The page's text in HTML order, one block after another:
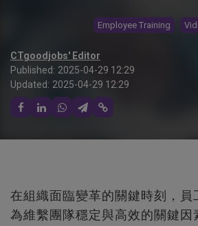
Employee Training
CTgoodjobs' Editor
Published: 2025-04-29 12:29
Updated: 2025-04-29 12:29
在組織面臨變革的關鍵時刻，員
為維繫團隊穩定與高效的關鍵因